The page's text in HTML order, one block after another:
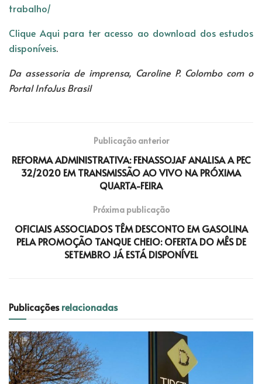
trabalho/
Clique Aqui para ter acesso ao download dos estudos
disponíveis.
Da assessoria de imprensa, Caroline P. Colombo com o
Portal InfoJus Brasil
Publicação anterior
REFORMA ADMINISTRATIVA: FENASSOJAF ANALISA A PEC
32/2020 EM TRANSMISSÃO AO VIVO NA PRÓXIMA
QUARTA-FEIRA
Próxima publicação
OFICIAIS ASSOCIADOS TÊM DESCONTO EM GASOLINA
PELA PROMOÇÃO TANQUE CHEIO: OFERTA DO MÊS DE
SETEMBRO JÁ ESTÁ DISPONÍVEL
Publicaçõesrelacionadas